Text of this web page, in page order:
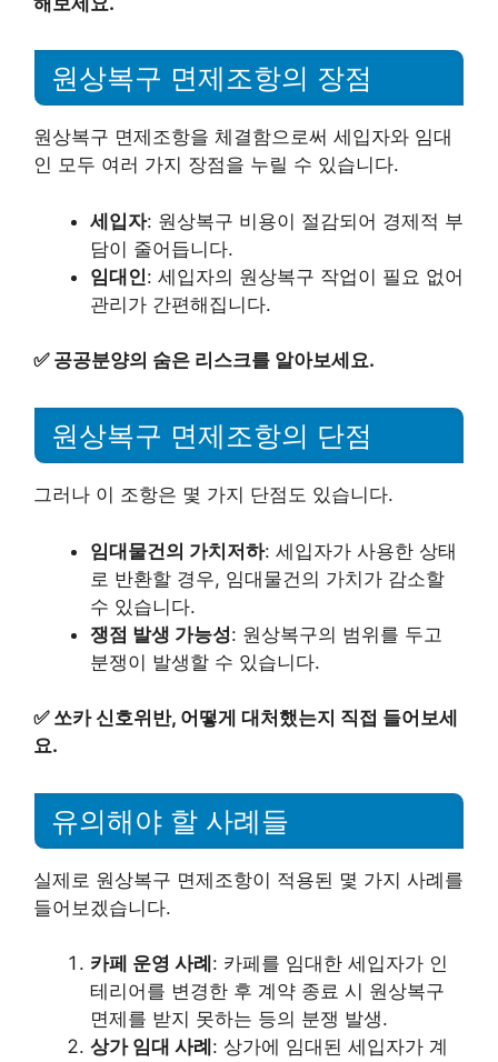
원상복구 면제조항의 장점
원상복구 면제조항을 체결함으로써 세입자와 임대
인 모두 여러 가지 장점을 누릴 수 있습니다.
세입자: 원상복구 비용이 절감되어 경제적 부
담이 줄어듭니다.
임대인: 세입자의 원상복구 작업이 필요 없어
관리가 간편해집니다.
✅ 공공분양의 숨은 리스크를 알아보세요.
원상복구 면제조항의 단점
그러나 이 조항은 몇 가지 단점도 있습니다.
임대물건의 가치저하: 세입자가 사용한 상태
로 반환할 경우, 임대물건의 가치가 감소할
수 있습니다.
쟁점 발생 가능성: 원상복구의 범위를 두고
분쟁이 발생할 수 있습니다.
✅ 쏘카 신호위반, 어떻게 대처했는지 직접 들어보세
요.
유의해야 할 사례들
실제로 원상복구 면제조항이 적용된 몇 가지 사례를
들어보겠습니다.
카페 운영 사례 : 카페를 임대한 세입자가 인
테리어를 변경한 후 계약 종료 시 원상복구
면제를 받지 못하는 등의 분쟁 발생.
상가 임대 사례 : 상가에 임대된 세입자가 계